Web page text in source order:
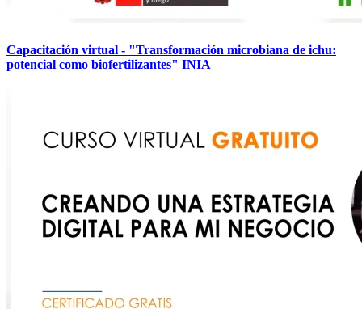
Capacitación virtual - "Transformación microbiana de ichu:
potencial como biofertilizantes" INIA